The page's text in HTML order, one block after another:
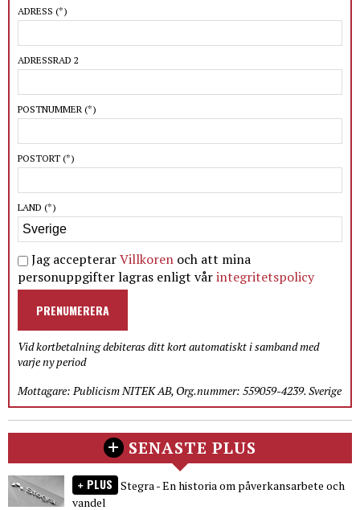
ADRESS (*)
ADRESSRAD 2
POSTNUMMER (*)
POSTORT (*)
LAND (*)
Jag accepterarVillkoren och att mina
personuppgifter lagras enligt vårintegritetspolicy
PRENUMERERA
Vid kortbetalning debiteras ditt kort automatiskt i samband med
varje ny period
Mottagare: Publicism NITEK AB, Org.nummer: 559059-4239. Sverige
SENASTE PLUS
PLUS Stegra - En historia om påverkansarbete och
vandel